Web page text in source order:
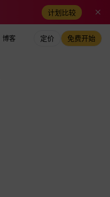
计划比较
博客 定价 免费开始